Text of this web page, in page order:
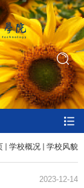
学校概况 学校风貌
2023-12-14